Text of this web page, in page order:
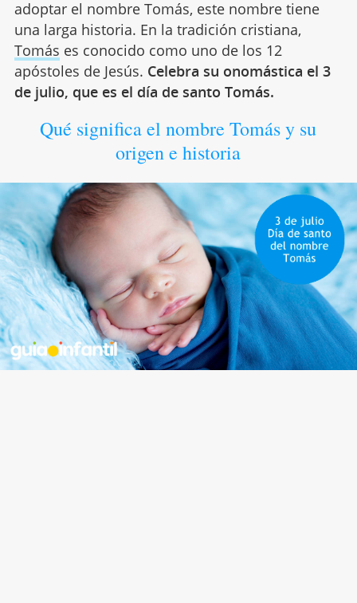
adoptar el nombre Tomás, este nombre tiene
una larga historia. En la tradición cristiana,
Tomás es conocido como uno de los 12
apóstoles de Jesús. Celebra su onomástica el 3
de julio, que es el día de santo Tomás.
Qué significa el nombre Tomás y su
origen e historia